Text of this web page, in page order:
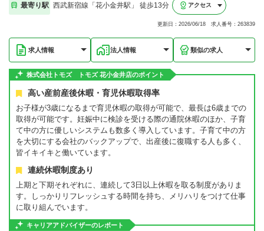
最寄り駅 西武新宿線「花小金井駅」 徒歩13分 アクセス
更新日：2026/06/18 求人番号：263839
求人情報 法人情報 類似の求人
株式会社トモズ トモズ 花小金井店のポイント
高い産前産後休暇・育児休暇取得率
お子様が3歳になるまで育児休暇の取得が可能で、最長は6歳までの
取得が可能です。妊娠中に検診を受ける際の通院休暇のほか、子育
て中の方に優しいシステムも数多く導入しています。子育て中の方
を大切にする会社のバックアップで、出産後に復職する人も多く、
皆イキイキと働いています。
連続休暇制度あり
上期と下期それぞれに、連続して3日以上休暇を取る制度がありま
す。しっかりリフレッシュする時間を持ち、メリハリをつけて仕事
に取り組んでいます。
キャリアアドバイザーのレポート